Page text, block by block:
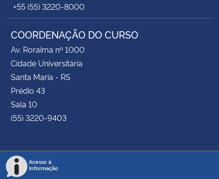
+55 (55) 3220-8000
COORDENAÇÃO DO CURSO
Av. Roraima nº 1000
Cidade Universitária
Santa Maria - RS
Prédio 43
Sala 10
(55) 3220-9403
Acesso à
Informação